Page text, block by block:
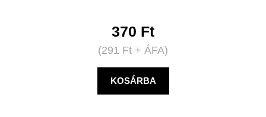
370 Ft
(291 Ft + ÁFA)
KOSÁRBA